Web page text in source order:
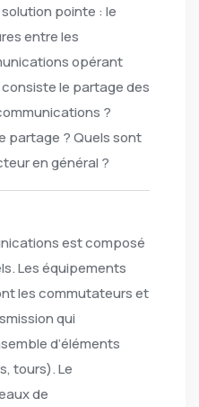
solution pointe : le
entre les
opérant
le partage des
?
partage ? Quels sont
en général ?
est composé
Les équipements
les commutateurs et
qui
d’éléments
tours). Le
de